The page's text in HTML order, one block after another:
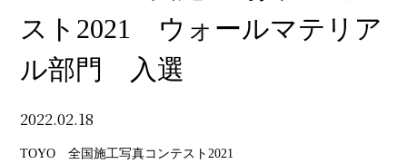
スト2021 ウォールマテリア
ル部門 入選
2022.02.18
TOYO 全国施工写真コンテスト2021